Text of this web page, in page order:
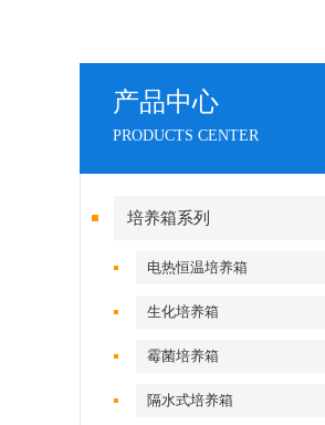
产品中心
PRODUCTS CENTER
培养箱系列
电热恒温培养箱
生化培养箱
霉菌培养箱
隔水式培养箱